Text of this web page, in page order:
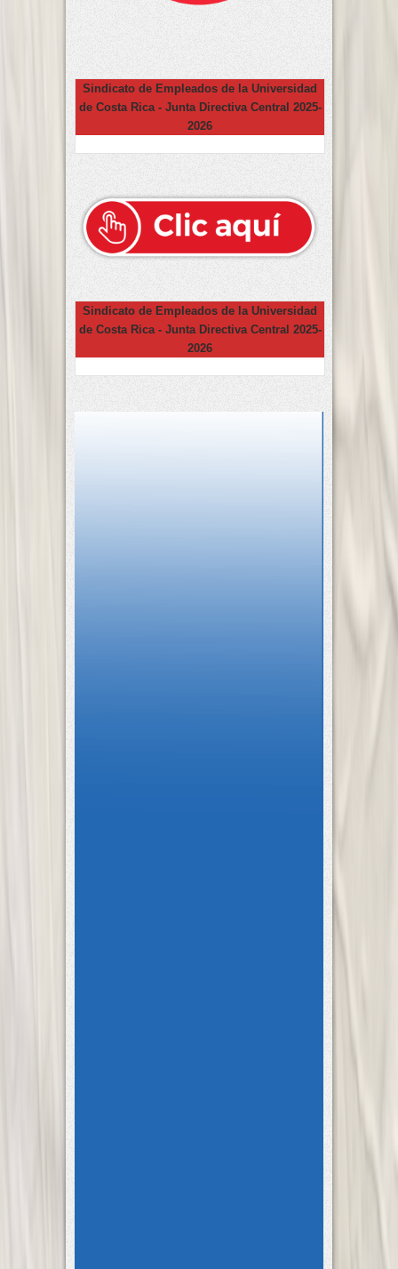
Sindicato de Empleados de la Universidad
de Costa Rica - Junta Directiva Central 2025-
2026
Sindicato de Empleados de la Universidad
de Costa Rica - Junta Directiva Central 2025-
2026